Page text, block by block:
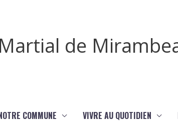
de
COMMUNE VIVRE AU QUOTIDIEN